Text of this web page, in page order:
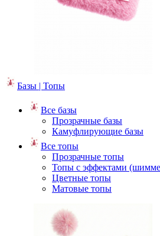
Базы | Топы
Все базы
Прозрачные базы
Камуфлирующие базы
Все топы
Прозрачные топы
Топы с эффектами
Цветные топы
Матовые топы